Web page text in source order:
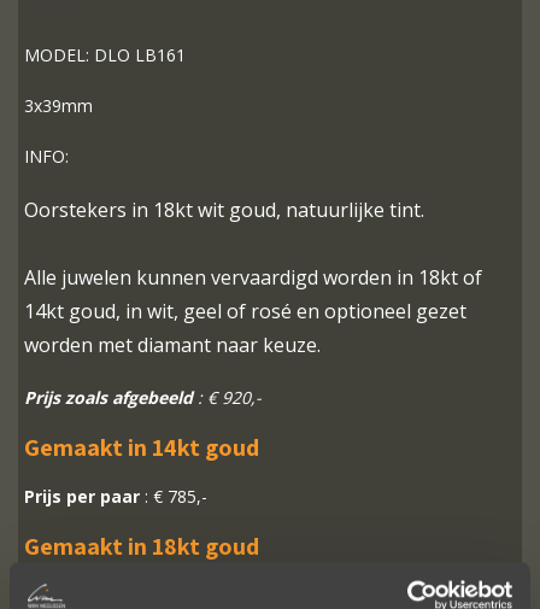
MODEL: DLO LB161
3x39mm
INFO:
Oorstekers in 18kt wit goud, natuurlijke tint.
Alle juwelen kunnen vervaardigd worden in 18kt of
14kt goud, in wit, geel of rosé en optioneel gezet
worden met diamant naar keuze.
Prijs zoals afgebeeld: € 920,-
Gemaakt in 14kt goud
Prijs per paar : € 785,-
Gemaakt in 18kt goud
Prijs per paar